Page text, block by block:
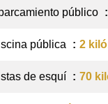
público
pública 2
de esquí 70